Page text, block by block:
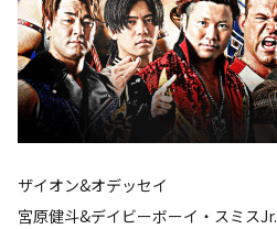
ザイオン&オデッセイ
宮原健斗&デイビーボーイ・スミスJr.